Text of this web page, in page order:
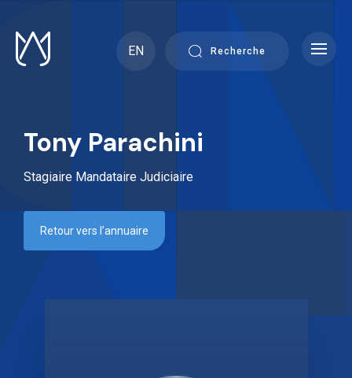
content
EN
Recherche
Tony Parachini
Stagiaire Mandataire Judiciaire
Retour vers l’annuaire